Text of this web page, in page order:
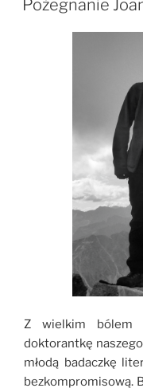
Pożegnanie
Z wielkim bólem
doktorantkę
młodą badaczkę
bezkompromisową.